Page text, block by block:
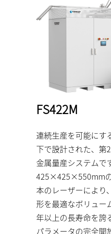
FS422M
連続生産を可能にす
下で設計された、第
金属量産システムで
425×425×550mm
本のレーザーにより
形を最適なボリュー
年以上の長寿命を誇
パラメータの完全開